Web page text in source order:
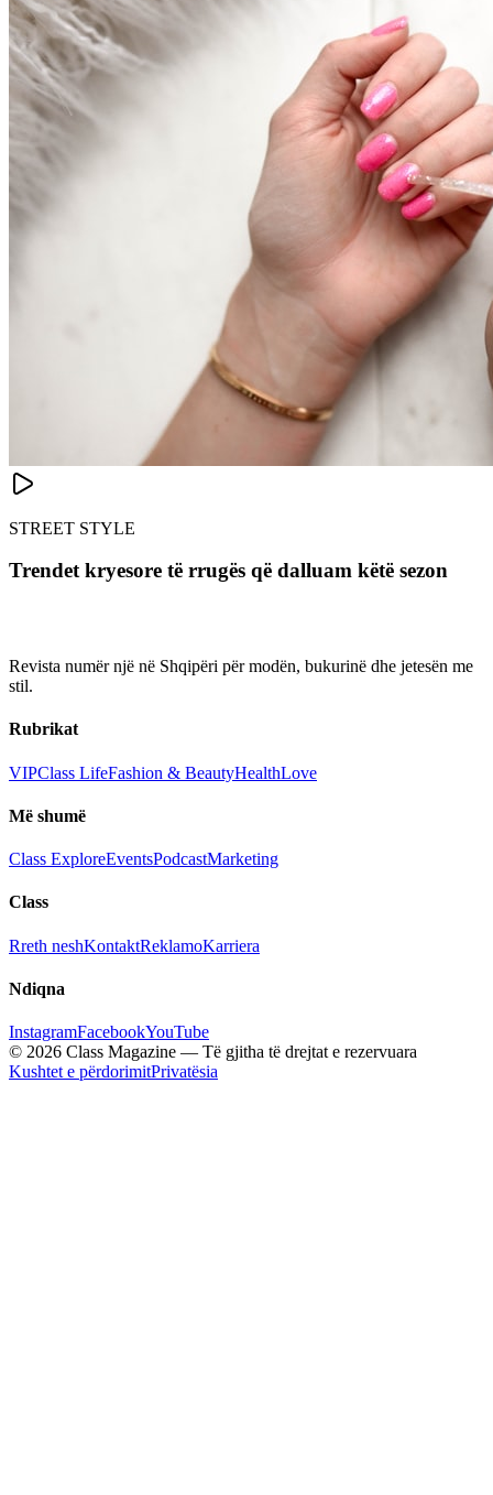
STREET STYLE
Trendet kryesore të rrugës që dalluam këtë sezon
Revista numër një në Shqipëri për modën, bukurinë dhe jetesën me
stil.
Rubrikat
VIPClass LifeFashion & BeautyHealthLove
Më shumë
Class ExploreEventsPodcastMarketing
Class
Rreth neshKontaktReklamoKarriera
Ndiqna
InstagramFacebookYouTube
© 2026 Class Magazine — Të gjitha të drejtat e rezervuara
Kushtet e përdorimitPrivatësia